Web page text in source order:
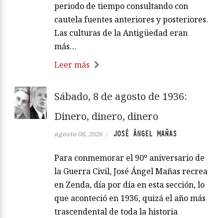
periodo de tiempo consultando con
cautela fuentes anteriores y posteriores.
Las culturas de la Antigüedad eran
más…
Leer más
Sábado, 8 de agosto de 1936:
Dinero, dinero, dinero
agosto 08, 2026 / JOSÉ ÁNGEL MAÑAS
Para conmemorar el 90º aniversario de
la Guerra Civil, José Ángel Mañas recrea
en Zenda, día por día en esta sección, lo
que aconteció en 1936, quizá el año más
trascendental de toda la historia